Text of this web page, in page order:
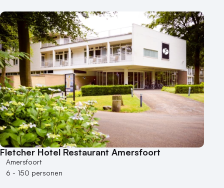
Fletcher Hotel Restaurant Amersfoort
Amersfoort
6 - 150 personen